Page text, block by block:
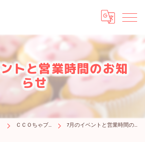
トと営業時間のお知
らせ
ＣＣＯちゃブログ 7月のイベントと営業時間のお知らせ